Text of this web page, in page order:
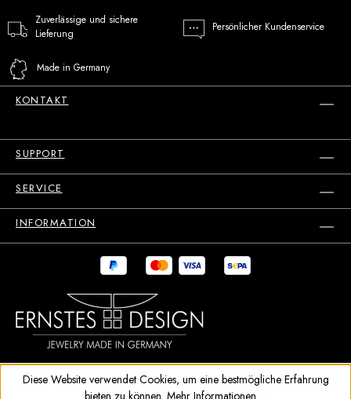
Zuverlässige und sichere
Lieferung
Persönlicher Kundenservice
Made in Germany
KONTAKT
SUPPORT
SERVICE
INFORMATION
Diese Website verwendet Cookies, um eine bestmögliche Erfahrung
bieten zu können. Mehr Informationen ...